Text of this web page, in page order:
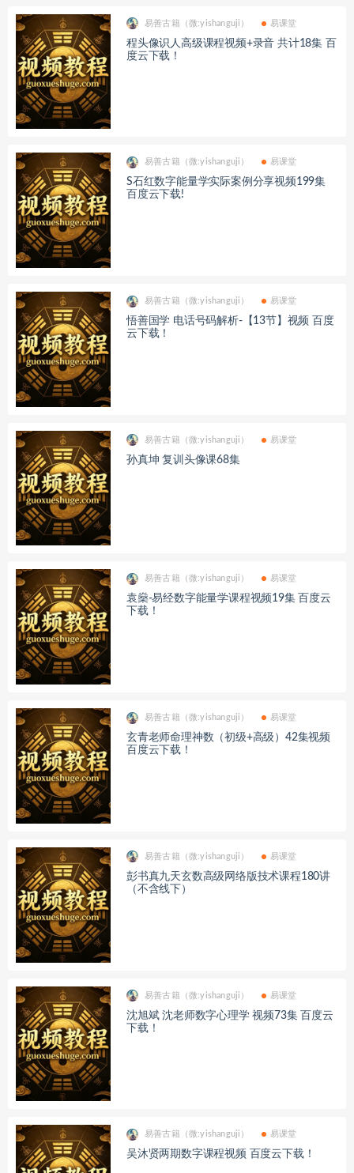
易善古籍（微:yishanguji） 易课堂
程头像识人高级课程视频+录音 共计18集 百
度云下载！
易善古籍（微:yishanguji） 易课堂
S石红数字能量学实际案例分享视频199集
百度云下载!
易善古籍（微:yishanguji） 易课堂
悟善国学 电话号码解析-【13节】视频 百度
云下载！
易善古籍（微:yishanguji） 易课堂
孙真坤 复训头像课68集
易善古籍（微:yishanguji） 易课堂
袁燊-易经数字能量学课程视频19集 百度云
下载！
易善古籍（微:yishanguji） 易课堂
玄青老师命理神数（初级+高级）42集视频
百度云下载！
易善古籍（微:yishanguji） 易课堂
彭书真九天玄数高级网络版技术课程180讲
（不含线下）
易善古籍（微:yishanguji） 易课堂
沈旭斌 沈老师数字心理学 视频73集 百度云
下载！
易善古籍（微:yishanguji） 易课堂
吴沐贤两期数字课程视频 百度云下载！